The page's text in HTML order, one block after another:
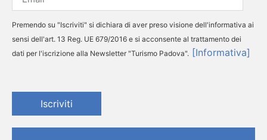
Premendo su "Iscriviti" si dichiara di aver preso visione dell'informativa ai
sensi dell'art. 13 Reg. UE 679/2016 e si acconsente al trattamento dei
dati per l'iscrizione alla Newsletter "Turismo Padova". [Informativa]
Iscriviti